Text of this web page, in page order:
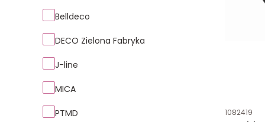
Marka
Belldeco
DECO Zielona Fabryka
J-line
MICA
PTMD Kod
1082419